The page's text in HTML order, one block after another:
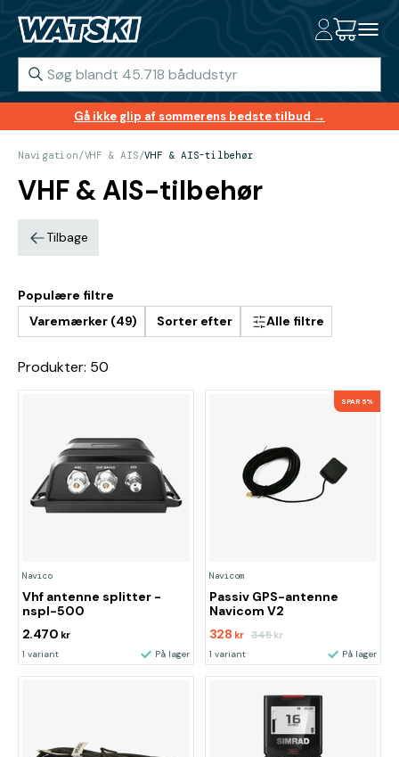
Gå ikke glip af sommerens bedste tilbud →
Navigation/VHF & AIS/VHF & AIS-tilbehør
VHF & AIS-tilbehør
Tilbage
Populære filtre
Varemærker (49)
Sorter efter Alle filtre
Produkter: 50
Navico
Vhf antenne splitter -
nspl-500
2.470 kr
1 variant På lager
SPAR 5%
Navicom
Passiv GPS-antenne
Navicom V2
328 kr 345kr
1 variant På lager